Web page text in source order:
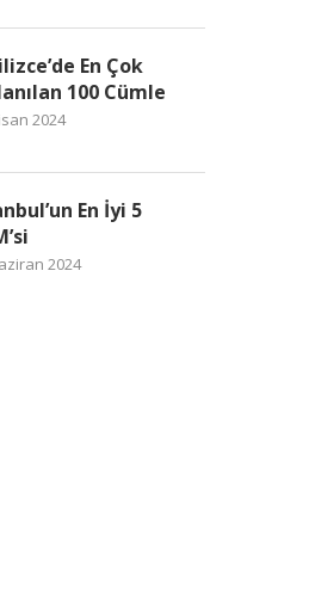
En Çok
100 Cümle
2024
En İyi 5
2024